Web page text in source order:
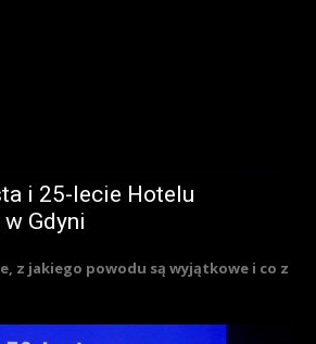
i 25-lecie Hotelu
Gdyni
z jakiego powodu są wyjątkowe i co z